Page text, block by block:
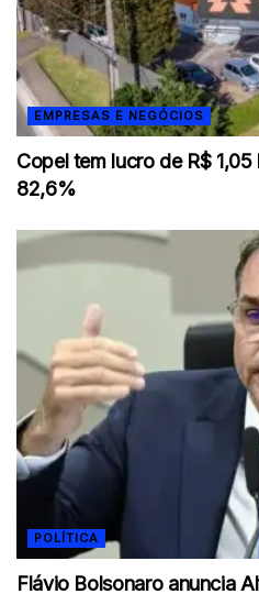
EMPRESAS E NEGÓCIOS
Copel tem lucro de R$
82,6%
POLÍTICA
Flávio Bolsonaro anuncia